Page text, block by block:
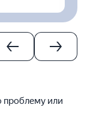
проблему или